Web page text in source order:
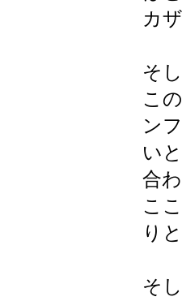
カ
そ
こ
ン
い
合
こ
り
そ